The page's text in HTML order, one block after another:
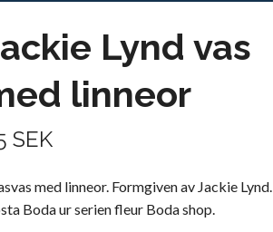
Lynd vas
linneor
SEK
med linneor. Formgiven av Jackie Lynd.
Boda ur serien fleur Boda shop.